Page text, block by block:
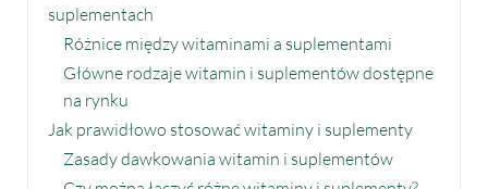
suplementach
Różnice między witaminami a suplementami
Główne rodzaje witamin i suplementów dostępne
na rynku
Jak prawidłowo stosować witaminy i suplementy
Zasady dawkowania witamin i suplementów